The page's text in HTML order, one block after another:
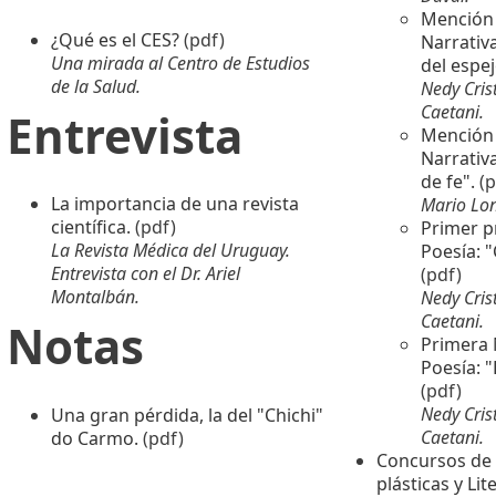
¿Qué es el CES?(pdf)
Una mirada al Centro de Estudios
de la Salud.
Entrevista
La importancia de una revista
científica. (pdf)
La Revista Médica del Uruguay.
Entrevista con el Dr. Ariel
Montalbán.
Notas
Una gran pérdida, la del "Chichi"
do Carmo. (pdf)
del
Nedy
Caetani.
de fe".
Mario
Primer
Poesía:
(pdf)
Nedy
Caetani.
Primera
Poesía:
(pdf)
Nedy
Caetani.
Concursos
plásticas y